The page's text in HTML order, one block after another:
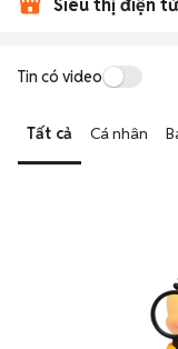
Siêu thị điện tử
Tin có video
Tất cả Cá nhân